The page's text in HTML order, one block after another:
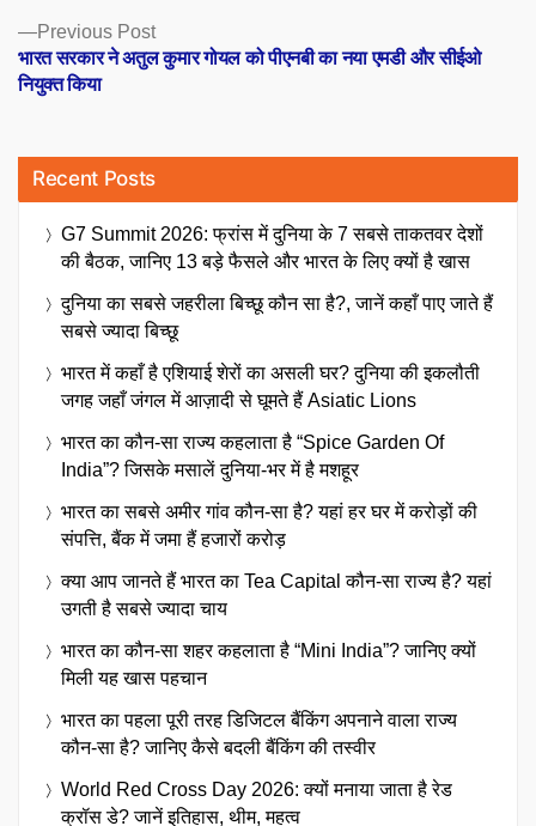
Previous PostPrevious
post:
भारत सरकार ने अतुल कुमार गोयल को पीएनबी का नया एमडी और सीईओ
नियुक्त किया
Recent Posts
G7 Summit 2026: फ्रांस में दुनिया के 7 सबसे ताकतवर देशों
की बैठक, जानिए 13 बड़े फैसले और भारत के लिए क्यों है खास
दुनिया का सबसे जहरीला बिच्छू कौन सा है?, जानें कहाँ पाए जाते हैं
सबसे ज्यादा बिच्छू
भारत में कहाँ है एशियाई शेरों का असली घर? दुनिया की इकलौती
जगह जहाँ जंगल में आज़ादी से घूमते हैं Asiatic Lions
भारत का कौन-सा राज्य कहलाता है “Spice Garden Of
India”? जिसके मसालें दुनिया-भर में है मशहूर
भारत का सबसे अमीर गांव कौन-सा है? यहां हर घर में करोड़ों की
संपत्ति, बैंक में जमा हैं हजारों करोड़
क्या आप जानते हैं भारत का Tea Capital कौन-सा राज्य है? यहां
उगती है सबसे ज्यादा चाय
भारत का कौन-सा शहर कहलाता है “Mini India”? जानिए क्यों
मिली यह खास पहचान
भारत का पहला पूरी तरह डिजिटल बैंकिंग अपनाने वाला राज्य
कौन-सा है? जानिए कैसे बदली बैंकिंग की तस्वीर
World Red Cross Day 2026: क्यों मनाया जाता है रेड
क्रॉस डे? जानें इतिहास, थीम, महत्व